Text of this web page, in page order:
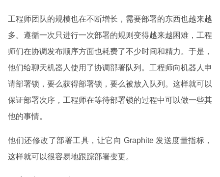
工程师团队的规模也在不断增长，需要部署的东西也越来越
多。遵循一次只进行一次部署的规则变得越来越困难，工程
师们在协调发布顺序方面也耗费了不少时间和精力。于是，
他们给聊天机器人使用了协调部署队列。工程师向机器人申
请部署锁，要么获得部署锁，要么被放入队列。这样就可以
保证部署次序，工程师在等待部署锁的过程中可以做一些其
他的事情。
他们还修改了部署工具，让它向 Graphite 发送度量指标，
这样就可以很容易地跟踪部署变更。